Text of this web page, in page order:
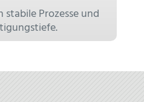
Prozesse und